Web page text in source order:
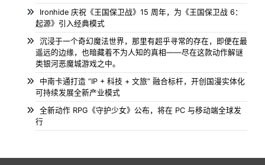
Ironhide 庆祝《王国保卫战》15 周年，为《王国保卫战 6：
起源》引入经典模式
沉浸于一个奇幻魔法世界，那里有超乎寻常的存在，即便在最
遥远的边缘，也暗藏着不为人知的真相——尽在这款动作解谜
类银河恶魔城游戏之中。
中南卡通打造 “IP + 科技 + 文旅” 融合标杆，开创国漫实体化
可持续发展全新产业模式
全新动作 RPG《守护少女》公布，将在 PC 与移动端全球发
行